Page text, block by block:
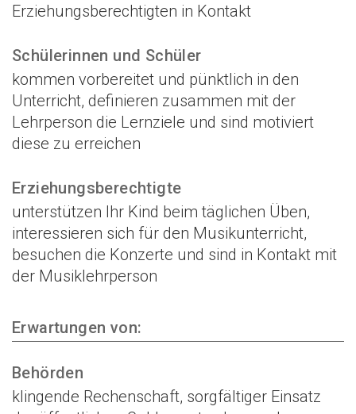
Erziehungsberechtigten in Kontakt
Schülerinnen und Schüler
kommen vorbereitet und pünktlich in den
Unterricht, definieren zusammen mit der
Lehrperson die Lernziele und sind motiviert
diese zu erreichen
Erziehungsberechtigte
unterstützen Ihr Kind beim täglichen Üben,
interessieren sich für den Musikunterricht,
besuchen die Konzerte und sind in Kontakt mit
der Musiklehrperson
Erwartungen von:
Behörden
klingende Rechenschaft, sorgfältiger Einsatz